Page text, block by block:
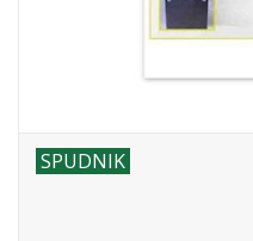
SPUDNIK